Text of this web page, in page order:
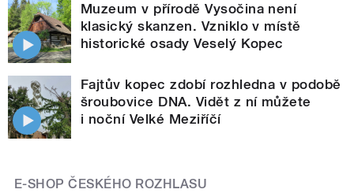
Muzeum v přírodě Vysočina není
klasický skanzen. Vzniklo v místě
historické osady Veselý Kopec
Fajtův kopec zdobí rozhledna v podobě
šroubovice DNA. Vidět z ní můžete
i noční Velké Meziříčí
E-SHOP ČESKÉHO ROZHLASU